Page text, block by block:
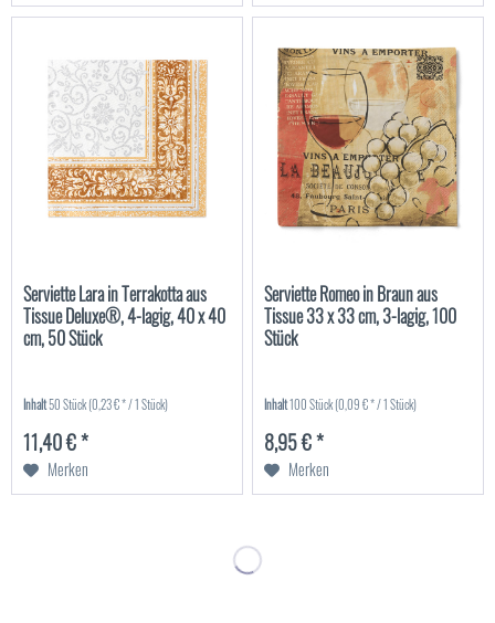
Serviette Lara in Terrakotta aus
Tissue Deluxe®, 4-lagig, 40 x 40
cm, 50 Stück
Inhalt50 Stück(0,23 € * / 1 Stück)
11,40 € *
Merken
Serviette Romeo in Braun aus
Tissue 33 x 33 cm, 3-lagig, 100
Stück
Inhalt100 Stück(0,09 € * / 1 Stück)
8,95 € *
Merken